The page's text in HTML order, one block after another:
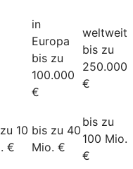
in
Europa
bis zu
100.000
€
weltweit
bis zu
250.000
€
10
€
bis zu 40
Mio. €
bis zu
100 Mio.
€